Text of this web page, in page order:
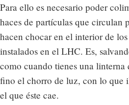
Para ello es necesario poder
haces de partículas que circulan
hacen chocar en el interior de
instalados en el LHC. Es,
como cuando tienes una linterna
fino el chorro de luz, con lo que
el que éste cae.